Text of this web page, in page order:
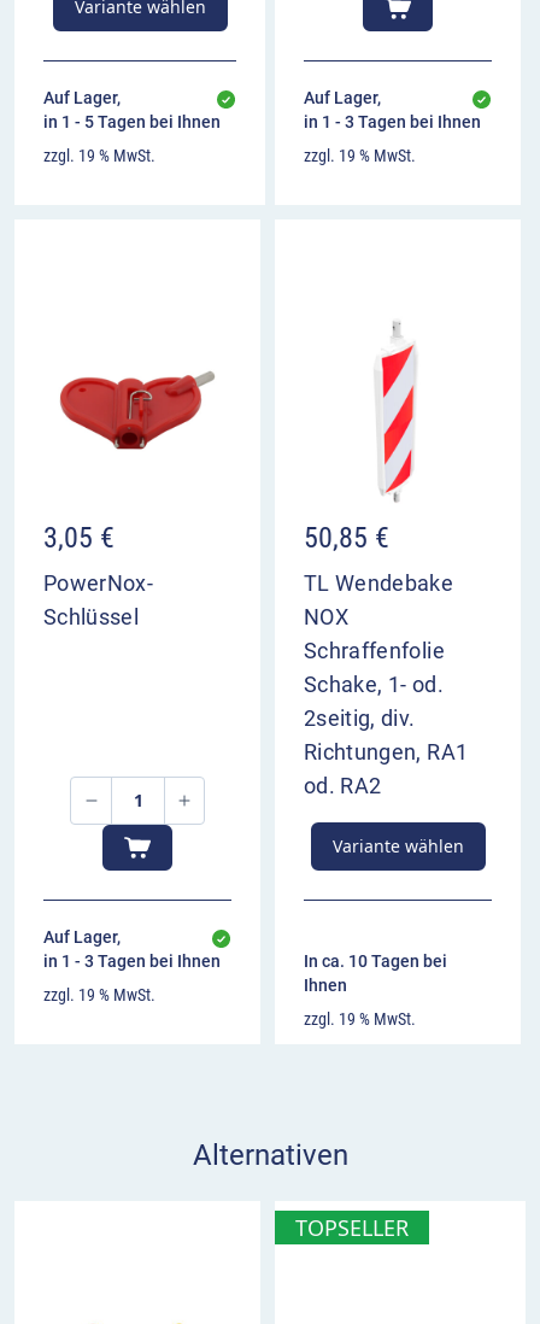
BASt-geprüftes System.
Variante wählen
Auf Lager,
in 1 - 5 Tagen bei Ihnen
zzgl. 19 % MwSt.
Auf Lager,
in 1 - 3 Tagen bei Ihnen
zzgl. 19 % MwSt.
3,05 €
PowerNox-
Schlüssel
Auf Lager,
in 1 - 3 Tagen bei Ihnen
zzgl. 19 % MwSt.
50,85 €
TL Wendebake
NOX
Schraffenfolie
Schake, 1- od.
2seitig, div.
Richtungen, RA1
od. RA2
Variante wählen
In ca. 10 Tagen bei
Ihnen
zzgl. 19 % MwSt.
Alternativen
TOPSELLER